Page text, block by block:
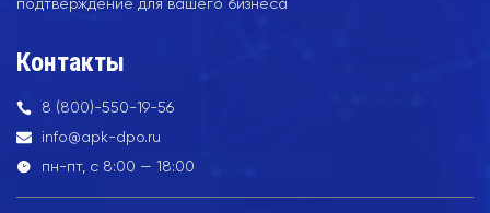
подтверждение для вашего бизнеса
Контакты
8 (800)-550-19-56
info@apk-dpo.ru
пн-пт, с 8:00 — 18:00